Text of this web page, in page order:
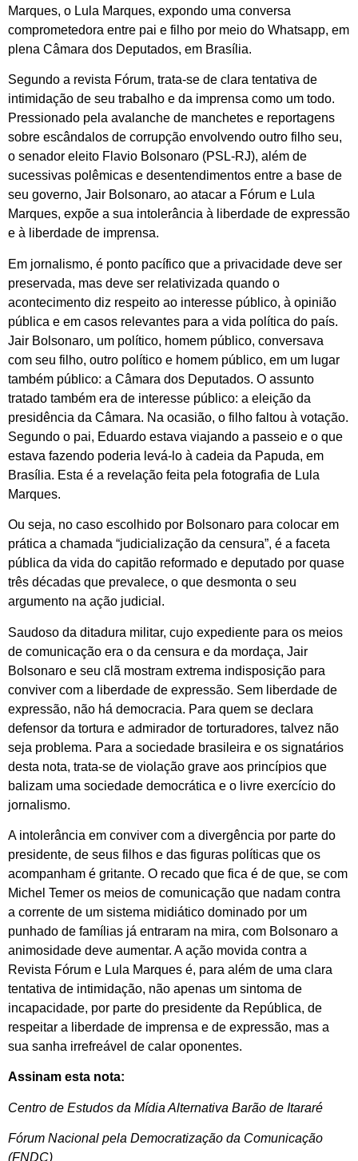
Marques, o Lula Marques, expondo uma conversa
comprometedora entre pai e filho por meio do Whatsapp, em
plena Câmara dos Deputados, em Brasília.
Segundo a revista Fórum, trata-se de clara tentativa de
intimidação de seu trabalho e da imprensa como um todo.
Pressionado pela avalanche de manchetes e reportagens
sobre escândalos de corrupção envolvendo outro filho seu,
o senador eleito Flavio Bolsonaro (PSL-RJ), além de
sucessivas polêmicas e desentendimentos entre a base de
seu governo, Jair Bolsonaro, ao atacar a Fórum e Lula
Marques, expõe a sua intolerância à liberdade de expressão
e à liberdade de imprensa.
Em jornalismo, é ponto pacífico que a privacidade deve ser
preservada, mas deve ser relativizada quando o
acontecimento diz respeito ao interesse público, à opinião
pública e em casos relevantes para a vida política do país.
Jair Bolsonaro, um político, homem público, conversava
com seu filho, outro político e homem público, em um lugar
também público: a Câmara dos Deputados. O assunto
tratado também era de interesse público: a eleição da
presidência da Câmara. Na ocasião, o filho faltou à votação.
Segundo o pai, Eduardo estava viajando a passeio e o que
estava fazendo poderia levá-lo à cadeia da Papuda, em
Brasília. Esta é a revelação feita pela fotografia de Lula
Marques.
Ou seja, no caso escolhido por Bolsonaro para colocar em
prática a chamada “judicialização da censura”, é a faceta
pública da vida do capitão reformado e deputado por quase
três décadas que prevalece, o que desmonta o seu
argumento na ação judicial.
Saudoso da ditadura militar, cujo expediente para os meios
de comunicação era o da censura e da mordaça, Jair
Bolsonaro e seu clã mostram extrema indisposição para
conviver com a liberdade de expressão. Sem liberdade de
expressão, não há democracia. Para quem se declara
defensor da tortura e admirador de torturadores, talvez não
seja problema. Para a sociedade brasileira e os signatários
desta nota, trata-se de violação grave aos princípios que
balizam uma sociedade democrática e o livre exercício do
jornalismo.
A intolerância em conviver com a divergência por parte do
presidente, de seus filhos e das figuras políticas que os
acompanham é gritante. O recado que fica é de que, se com
Michel Temer os meios de comunicação que nadam contra
a corrente de um sistema midiático dominado por um
punhado de famílias já entraram na mira, com Bolsonaro a
animosidade deve aumentar. A ação movida contra a
Revista Fórum e Lula Marques é, para além de uma clara
tentativa de intimidação, não apenas um sintoma de
incapacidade, por parte do presidente da República, de
respeitar a liberdade de imprensa e de expressão, mas a
sua sanha irrefreável de calar oponentes.
Assinam esta nota:
Centro de Estudos da Mídia Alternativa Barão de Itararé
Fórum Nacional pela Democratização da Comunicação
(FNDC)